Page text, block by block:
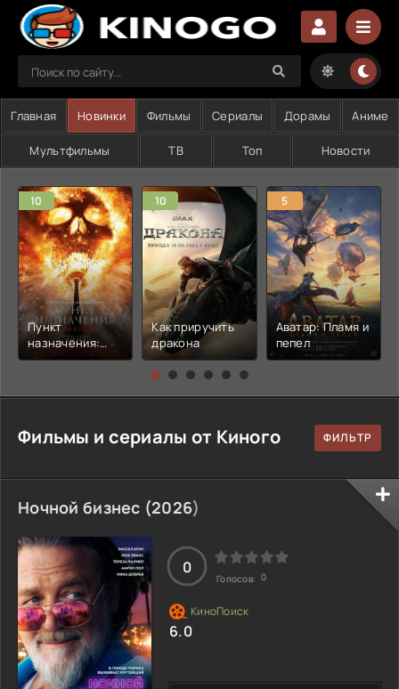
Главная Новинки Фильмы Сериалы Дорамы Аниме
Мультфильмы ТВ Топ Новости
10
Пункт
назначения:
Узы крови
10
Как приручить
дракона
5
Аватар: Пламя и
пепел
Фильмы и сериалы от Киного
Ночной бизнес (2026)
0
Голосов: 0
6.0